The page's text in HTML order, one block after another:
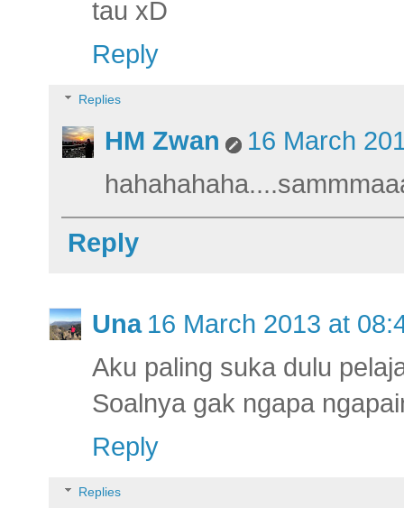
tau xD
Reply
Replies
HM Zwan
16 March
Reply
Una 16 March 2013 at
Aku paling suka dulu
Soalnya gak ngapa
Reply
Replies